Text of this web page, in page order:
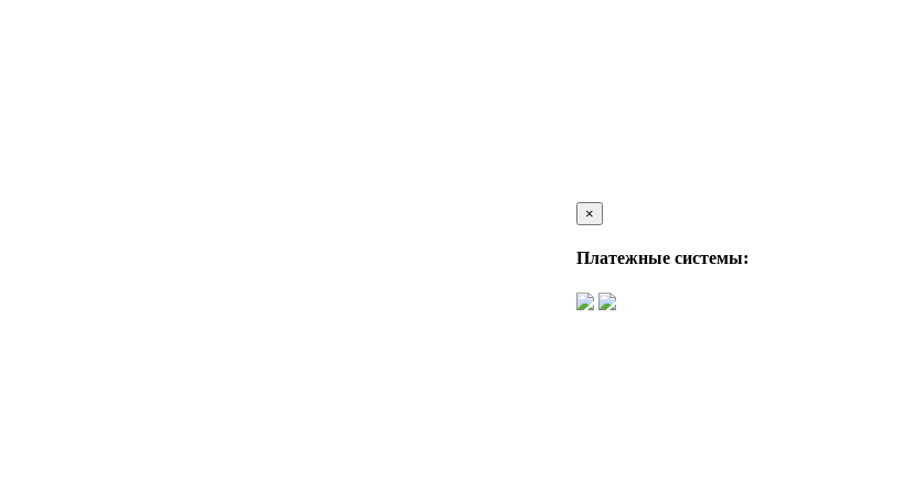
×
Платежные системы: